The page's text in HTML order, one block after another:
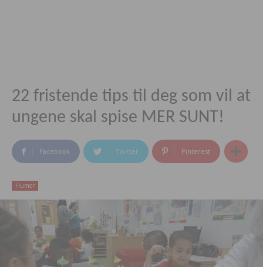
22 fristende tips til deg som vil at
ungene skal spise MER SUNT!
Facebook Twitter Pinterest
Humor